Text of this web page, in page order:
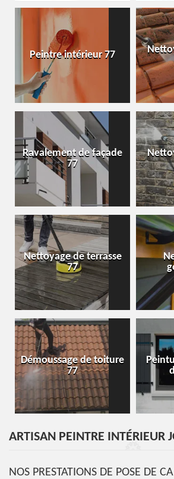
Peintre intérieur 77
Ravalement de façade
77
Nettoyage de terrasse
77
Démoussage de toiture
77
ARTISAN PEINTRE INTÉRIEUR
NOS PRESTATIONS DE POSE DE